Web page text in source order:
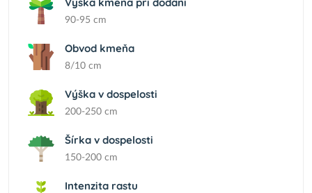
90-95 cm
Obvod kmeňa
8/10 cm
Výška v dospelosti
200-250 cm
Šírka v dospelosti
150-200 cm
Intenzita rastu